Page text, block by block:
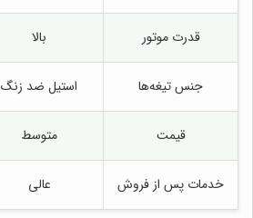
قدرت موتور بالا
جنس تیغه‌ها استیل ضد زنگ
قیمت متوسط
خدمات پس از فروش عالی